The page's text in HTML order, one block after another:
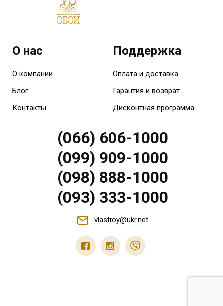
О нас
О компании
Блог
Контакты
Поддержка
Оплата и доставка
Гарантия и возврат
Дисконтная программа
(066) 606-1000
(099) 909-1000
(098) 888-1000
(093) 333-1000
vlastroy@ukr.net